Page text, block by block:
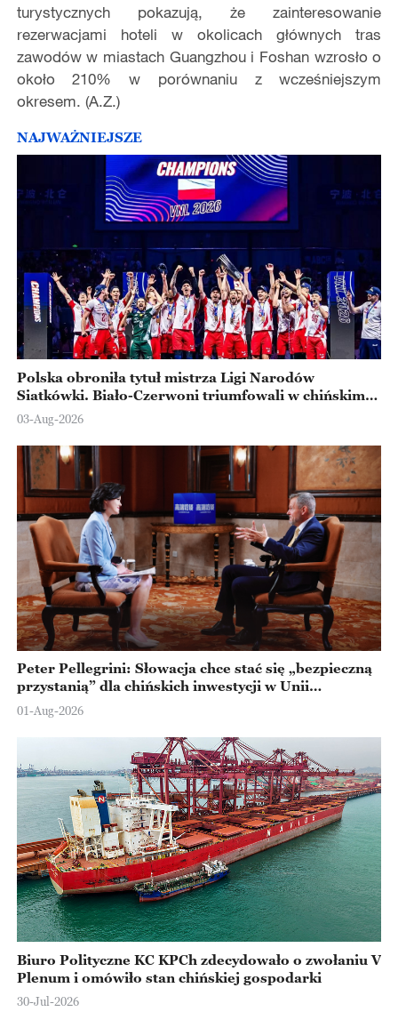
turystycznych pokazują, że zainteresowanie
rezerwacjami hoteli w okolicach głównych tras
zawodów w miastach Guangzhou i Foshan wzrosło o
około 210% w porównaniu z wcześniejszym
okresem. (A.Z.)
NAJWAŻNIEJSZE
Polska obroniła tytuł mistrza Ligi Narodów
Siatkówki. Biało-Czerwoni triumfowali w chińskim
Ningbo
03-Aug-2026
Peter Pellegrini: Słowacja chce stać się „bezpieczną
przystanią” dla chińskich inwestycji w Unii
Europejskiej
01-Aug-2026
Biuro Polityczne KC KPCh zdecydowało o zwołaniu V
Plenum i omówiło stan chińskiej gospodarki
30-Jul-2026